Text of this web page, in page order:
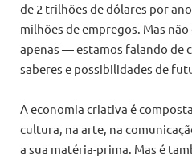
de 2 trilhões de dólares por
milhões de empregos. Mas
apenas — estamos falando de
saberes e possibilidades de
A economia criativa é
cultura, na arte, na
a sua matéria-prima. Mas é